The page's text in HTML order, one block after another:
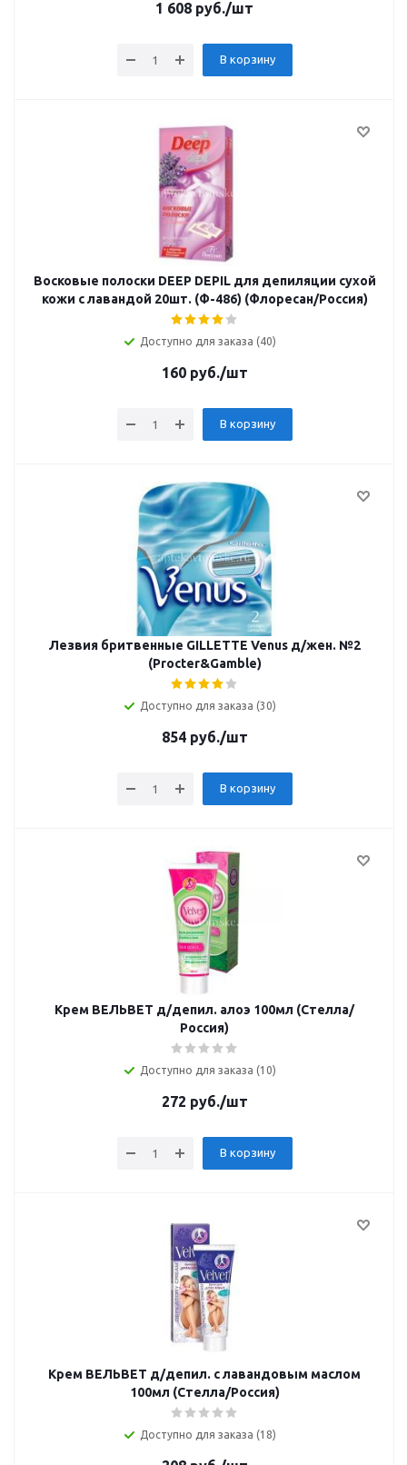
1 608 руб./шт
В корзину
Восковые полоски DEEP DEPIL для депиляции сухой
кожи с лавандой 20шт. (Ф-486) (Флоресан/Россия)
Доступно для заказа (40)
160руб./шт
В корзину
Лезвия бритвенные GILLETTE Venus д/жен. №2
(Procter&Gamble)
Доступно для заказа (30)
854руб./шт
В корзину
Крем ВЕЛЬВЕТ д/депил. алоэ 100мл (Стелла/
Россия)
Доступно для заказа (10)
272 руб./шт
В корзину
Крем ВЕЛЬВЕТ д/депил. с лавандовым маслом
100мл (Стелла/Россия)
Доступно для заказа (18)